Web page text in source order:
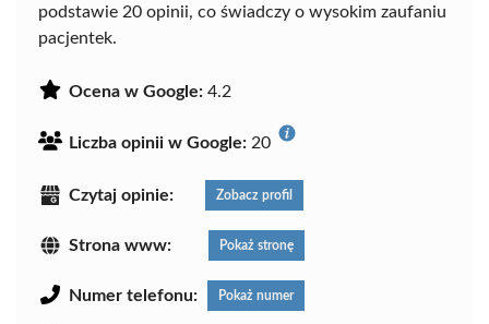
podstawie 20 opinii, co świadczy o wysokim zaufaniu
pacjentek.
Ocena w Google: 4.2
Liczba opinii w Google: 20
Czytaj opinie: Zobacz profil
Strona www: Pokaż stronę
Numer telefonu: Pokaż numer